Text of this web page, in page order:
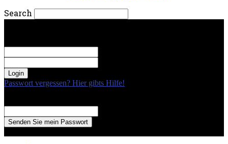
Search
Passwort vergessen? Hier gibts Hilfe!